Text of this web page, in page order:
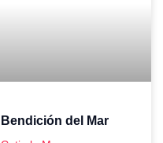
Bendición del Mar